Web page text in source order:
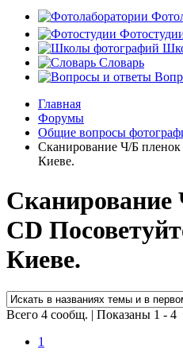
Словарь
Главная
Форумы
Общие вопросы
Сканирование Ч/Б
Киеве.
Сканирование
CD
Киеве.
Всего 4 сообщ. | Показаны 1 - 4
1